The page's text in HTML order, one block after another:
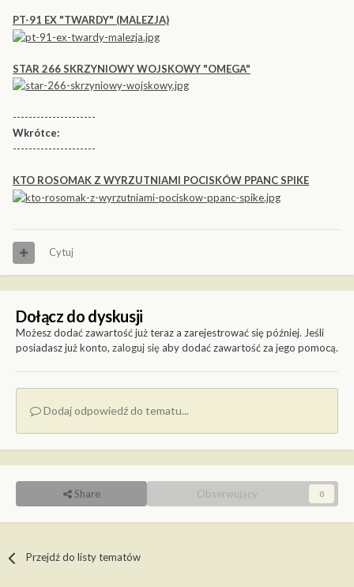
PT-91 EX "TWARDY" (MALEZJA)
STAR 266 SKRZYNIOWY WOJSKOWY "OMEGA"
---------------------
Wkrótce:
---------------------
KTO ROSOMAK Z WYRZUTNIAMI POCISKÓW PPANC SPIKE
Cytuj
Dołącz do dyskusji
Możesz dodać zawartość już teraz a zarejestrować się później. Jeśli
posiadasz już konto, zaloguj sięaby dodać zawartość za jego pomocą.
Dodaj odpowiedź do tematu...
Share Obserwujący 0
Przejdź do listy tematów